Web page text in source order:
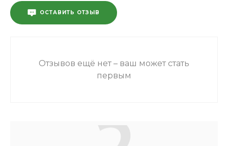
ОСТАВИТЬ ОТЗЫВ
Отзывов ещё нет – ваш может стать
первым